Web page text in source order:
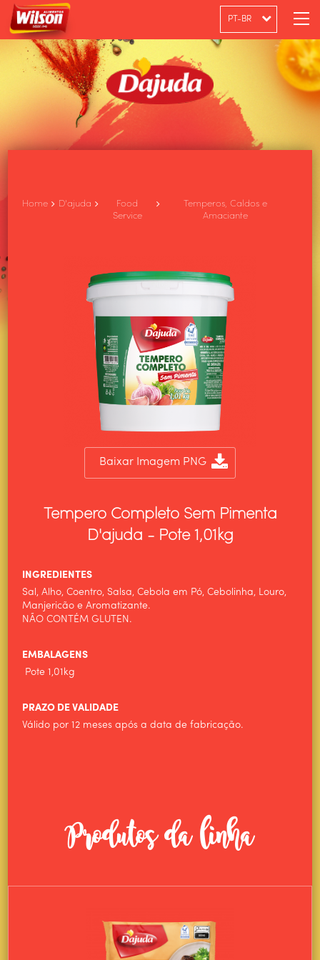
PT-BR
Home D'ajuda
Food
Service
Temperos, Caldos e
Amaciante
Baixar Imagem PNG
Tempero Completo Sem Pimenta
D'ajuda - Pote 1,01kg
INGREDIENTES
Sal, Alho, Coentro, Salsa, Cebola em Pó, Cebolinha, Louro,
Manjericão e Aromatizante.
NÃO CONTÉM GLUTEN.
EMBALAGENS
Pote 1,01kg
PRAZO DE VALIDADE
Válido por 12 meses após a data de fabricação.
Produtos da linha